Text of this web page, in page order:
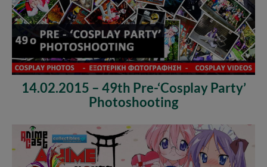
14.02.2015 – 49th Pre-‘Cosplay Party’
Photoshooting